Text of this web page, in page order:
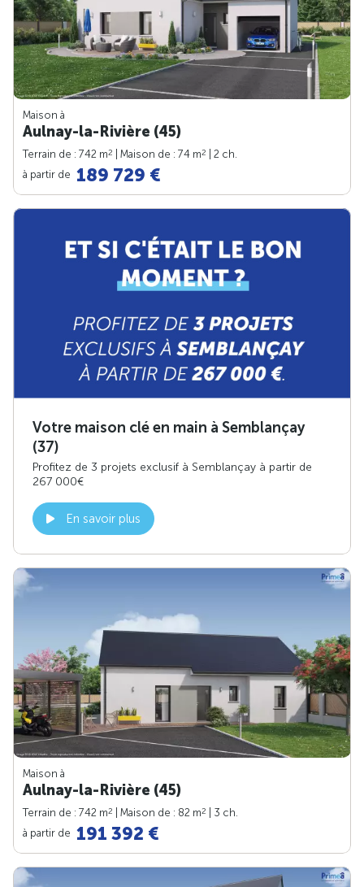
Maison à
Aulnay-la-Rivière (45)
Terrain de : 742 m2 | Maison de : 74 m2
| 2 ch.
à partir de 189 729 €
Votre maison clé en main à Semblançay
(37)
Profitez de 3 projets exclusif à Semblançay à partir de
267 000€
En savoir plus
Maison à
Aulnay-la-Rivière (45)
Terrain de : 742 m2 | Maison de : 82 m2
| 3 ch.
à partir de 191 392 €